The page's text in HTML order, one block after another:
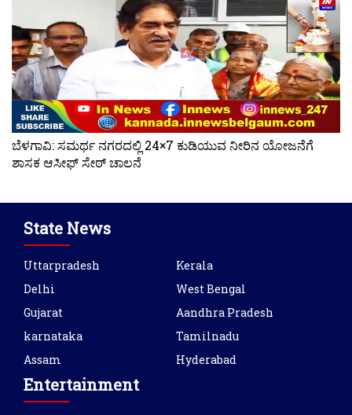
ಬೆಳಗಾವಿ: ಸಮರ್ಥ ನಗರದಲ್ಲಿ 24×7 ಕುಡಿಯುವ ನೀರಿನ ಯೋಜನೆಗೆ
ಶಾಸಕ ಆಸೀಫ್ ಸೇಠ್ ಚಾಲನೆ
State News
Uttarpradesh
Delhi
Gujarat
karnataka
Assam
Kerala
West Bengal
Aandhra Pradesh
Tamilnadu
Hyderabad
Entertainment